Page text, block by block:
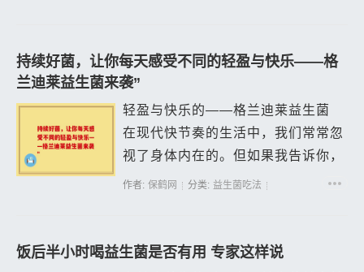
聊拜奥益...
持续好菌，让你每天感受不同的轻盈与快乐——格
兰迪莱益生菌来袭”
轻盈与快乐的——格兰迪莱益生菌
在现代快节奏的生活中，我们常常忽
视了身体内在的。但如果我告诉你，
能通过一种简单的方式让你的每一天
菌不仅...
作者: 保鹤网 分类: 益生菌吃法
饭后半小时喝益生菌是否有用 专家这样说